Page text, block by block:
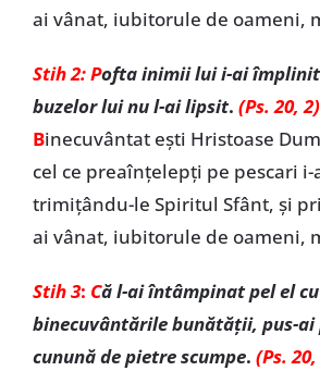
ai vânat, iubitorule de oameni,
Stih 2:Pofta inimii lui i-ai
buzelor lui nu l-ai lipsit. (Ps. 20, 2)
Binecuvântat ești Hristoase
cel ce preaînțelepți pe pescari
trimițându-le Spiritul Sfânt, și
ai vânat, iubitorule de oameni,
Stih 3: Că l-ai întâmpinat pel el cu
binecuvântările bunătății, pus-ai
cunună de pietre scumpe. (Ps.